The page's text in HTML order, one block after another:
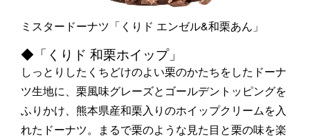
ミスタードーナツ「くりド エンゼル&和栗あん」
◆「くりド 和栗ホイップ」
しっとりしたくちどけのよい栗のかたちをしたドーナ
ツ生地に、栗風味グレーズとゴールデントッピングを
ふりかけ、熊本県産和栗入りのホイップクリームを入
れたドーナツ。まるで栗のような見た目と栗の味を楽